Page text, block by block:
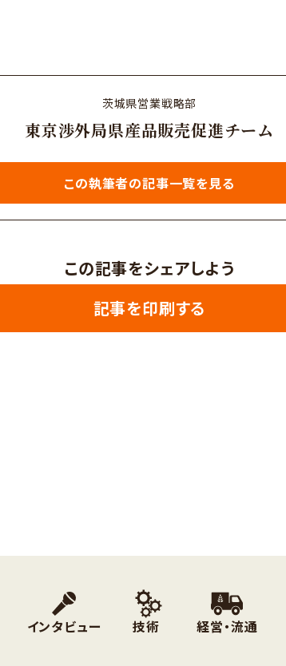
茨城県営業戦略部
東京渉外局県産品販売促進チーム
この執筆者の記事一覧を見る
この記事をシェアしよう
記事を印刷する
インタビュー 技術 経営・流通